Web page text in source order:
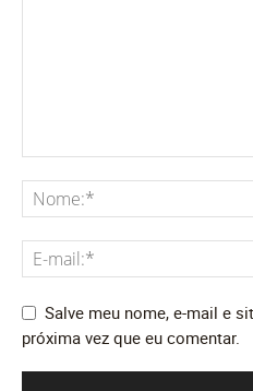
Salve meu nome, e-mail e
próxima vez que eu comentar.